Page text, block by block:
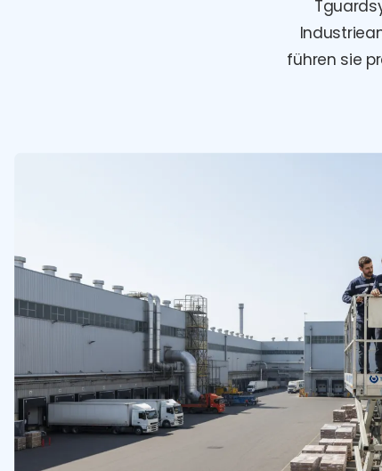
führen sie